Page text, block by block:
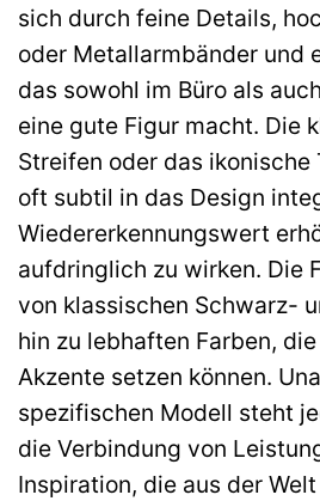
sich durch feine Details,
oder Metallarmbänder und
das sowohl im Büro als
eine gute Figur macht. Die
Streifen oder das
oft subtil in das Design
Wiedererkennungswert
aufdringlich zu wirken. Die
von klassischen Schwarz-
hin zu lebhaften Farben,
Akzente setzen können.
spezifischen Modell steht
die Verbindung von
Inspiration, die aus der